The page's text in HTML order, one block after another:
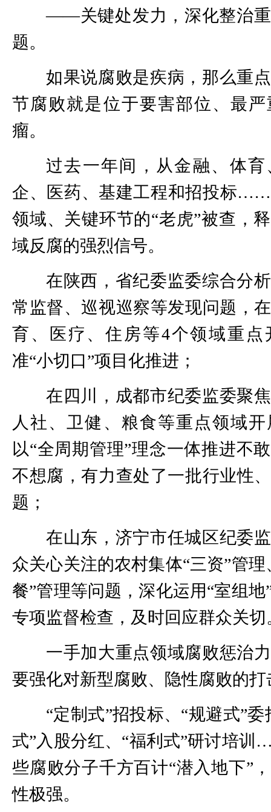
——关键处发力，深化整治
题。
如果说腐败是疾病，那么重
节腐败就是位于要害部位、最
瘤。
过去一年间，从金融、体
企、医药、基建工程和招投标
领域、关键环节的“老虎”被查，
域反腐的强烈信号。
在陕西，省纪委监委综合分
常监督、巡视巡察等发现问题，
育、医疗、住房等4个领域重点
准“小切口”项目化推进；
在四川，成都市纪委监委聚
人社、卫健、粮食等重点领域
以“全周期管理”理念一体推进不
不想腐，有力查处了一批行业性
题；
在山东，济宁市任城区纪委
众关心关注的农村集体“三资”管
餐”管理等问题，深化运用“室组
专项监督检查，及时回应群众关切
一手加大重点领域腐败惩治
要强化对新型腐败、隐性腐败的打
“定制式”招投标、“规避式”
式”入股分红、“福利式”研讨培
些腐败分子千方百计“潜入地下”
性极强。